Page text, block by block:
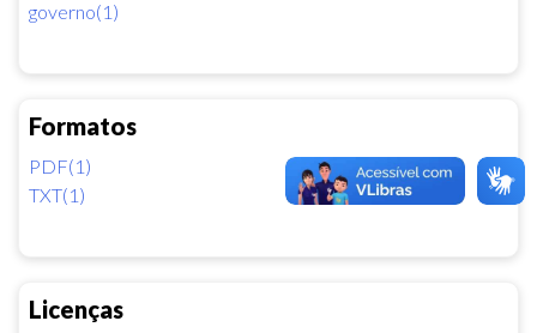
governo(1)
Formatos
PDF(1)
TXT(1)
Licenças